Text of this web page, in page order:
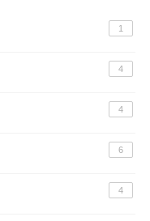
1
4
4
6
4